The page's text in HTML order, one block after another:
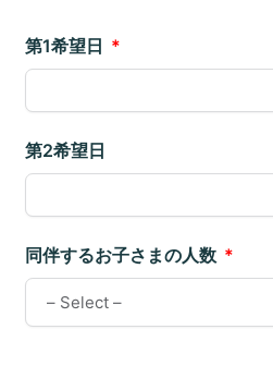
第1希望日
第2希望日
同伴するお子さまの人数